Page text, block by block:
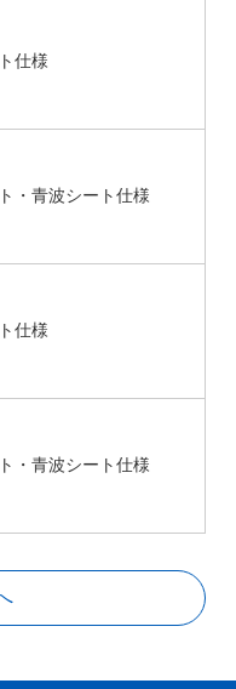
仕様
・青波シート仕様
仕様
・青波シート仕様